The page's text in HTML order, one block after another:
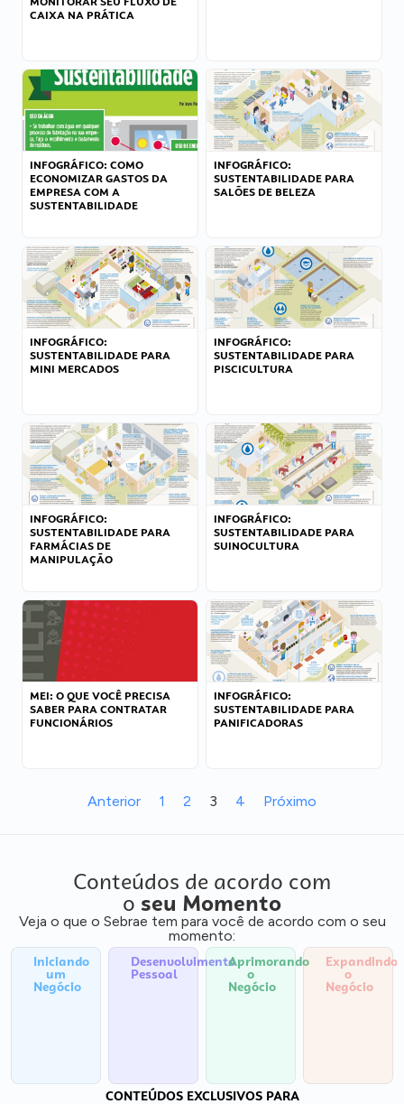
CAIXA NA PRÁTICA
INFOGRÁFICO: COMO
ECONOMIZAR GASTOS DA
EMPRESA COM A
SUSTENTABILIDADE
INFOGRÁFICO:
SUSTENTABILIDADE PARA
SALÕES DE BELEZA
INFOGRÁFICO:
SUSTENTABILIDADE PARA
MINI MERCADOS
INFOGRÁFICO:
SUSTENTABILIDADE PARA
PISCICULTURA
INFOGRÁFICO:
SUSTENTABILIDADE PARA
FARMÁCIAS DE
MANIPULAÇÃO
INFOGRÁFICO:
SUSTENTABILIDADE PARA
SUINOCULTURA
MEI: O QUE VOCÊ PRECISA
SABER PARA CONTRATAR
FUNCIONÁRIOS
INFOGRÁFICO:
SUSTENTABILIDADE PARA
PANIFICADORAS
Anterior 1 2 3 4 Próximo
Conteúdos de acordo com
o seu Momento
Veja o que o Sebrae tem para você de acordo com o seu
momento:
Iniciando
um
Negócio
Desenvolvimento
Pessoal
Aprimorando
o
Negócio
Expandindo
o
Negócio
CONTEÚDOS EXCLUSIVOS PARA